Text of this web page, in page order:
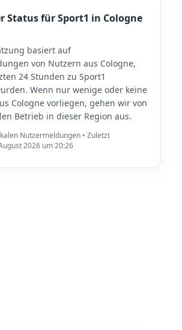
Status für Sport1 in Cologne
basiert auf
von Nutzern aus Cologne,
24 Stunden zu Sport1
Wenn nur wenige oder keine
Cologne vorliegen, gehen wir von
Betrieb in dieser Region aus.
Nutzermeldungen • Zuletzt
2026 um 20:26